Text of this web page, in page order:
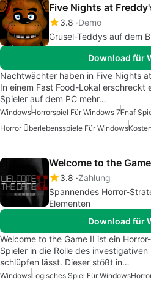
Five Nights at
3.8 Demo
Grusel-Teddys auf dem
Download für
Nachtwächter haben in Five Nights
In einem Fast Food-Lokal erschreckt
Spieler auf dem PC mehr…
WindowsHorrorspiel Für Windows 7Fnaf
Horror Überlebensspiele Für Windows
Welcome to the
3.8 Zahlung
Spannendes Horror-
Elementen
Download für
Welcome to the Game II ist ein
Spieler in die Rolle des
schlüpfen lässt. Dieser stößt in…
WindowsLogisches Spiel Für Windows